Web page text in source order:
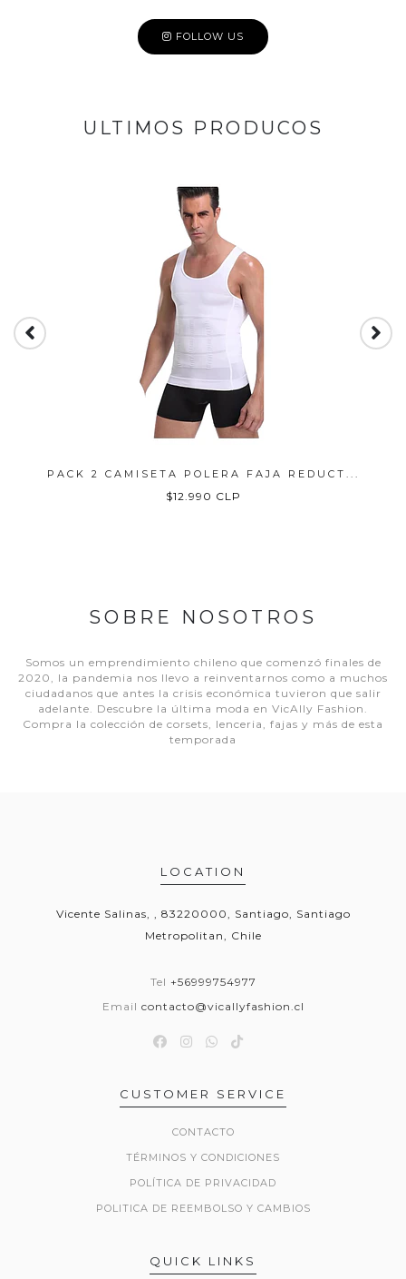
FOLLOW US
ULTIMOS PRODUCOS
PACK 2 CAMISETA POLERA FAJA REDUCT...
$12.990 CLP
SOBRE NOSOTROS
Somos un emprendimiento chileno que comenzó finales de
2020, la pandemia nos llevo a reinventarnos como a muchos
ciudadanos que antes la crisis económica tuvieron que salir
adelante. Descubre la última moda en VicAlly Fashion.
Compra la colección de corsets, lenceria, fajas y más de esta
temporada
LOCATION
Vicente Salinas, , 83220000, Santiago, Santiago
Metropolitan, Chile
Tel +56999754977
Email contacto@vicallyfashion.cl
CUSTOMER SERVICE
CONTACTO
TÉRMINOS Y CONDICIONES
POLÍTICA DE PRIVACIDAD
POLITICA DE REEMBOLSO Y CAMBIOS
QUICK LINKS